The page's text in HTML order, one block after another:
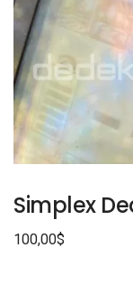
Simplex
100,00$